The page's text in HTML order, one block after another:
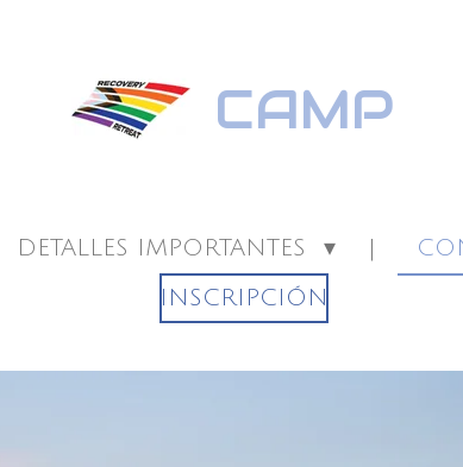
CAMP
DETALLES IMPORTANTES
INSCRIPCIÓN